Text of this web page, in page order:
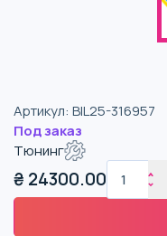
Артикул: BIL25-316957
Под заказ
Тюнинг
₴ 24300.00